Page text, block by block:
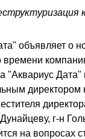
объявляет о
времени
"Аквариус
г-н
на вопросах